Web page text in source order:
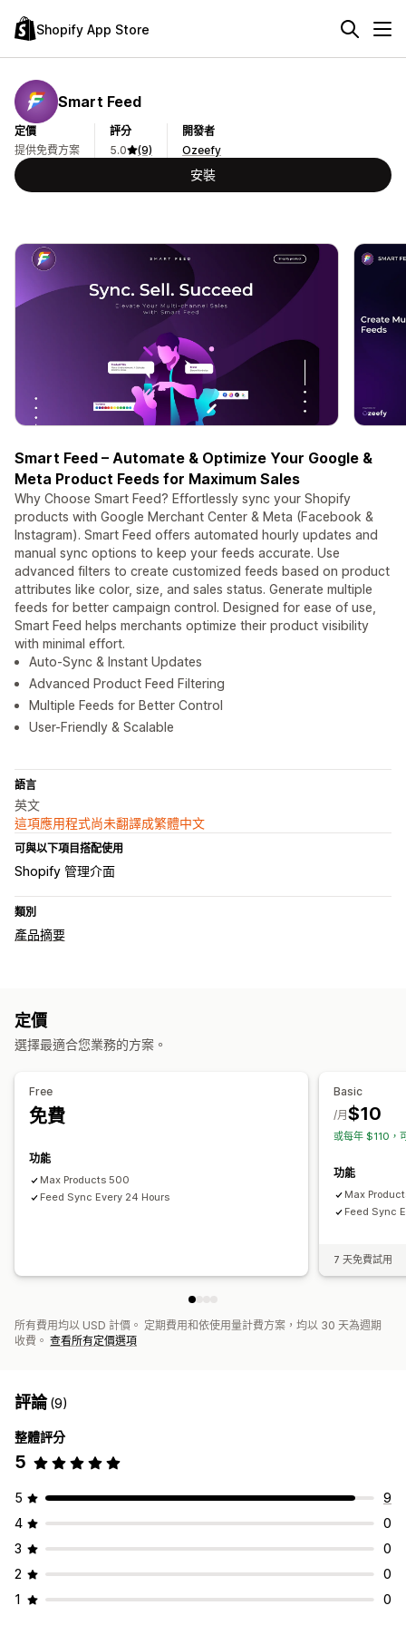
Shopify App Store
Smart Feed
定價
提供免費方案
評分
5.0
(9)
開發者
Ozeefy
安裝
Smart Feed – Automate & Optimize Your Google &
Meta Product Feeds for Maximum Sales
Why Choose Smart Feed? Effortlessly sync your Shopify
products with Google Merchant Center & Meta (Facebook &
Instagram). Smart Feed offers automated hourly updates and
manual sync options to keep your feeds accurate. Use
advanced filters to create customized feeds based on product
attributes like color, size, and sales status. Generate multiple
feeds for better campaign control. Designed for ease of use,
Smart Feed helps merchants optimize their product visibility
with minimal effort.
Auto-Sync & Instant Updates
Advanced Product Feed Filtering
Multiple Feeds for Better Control
User-Friendly & Scalable
語言
英文
這項應用程式尚未翻譯成繁體中文
可與以下項目搭配使用
Shopify 管理介面
類別
產品摘要
定價
選擇最適合您業務的方案。
Free
免費
功能
Max Products 500
Feed Sync Every 24 Hours
Basic
$10
/月
或每年 $110，
功能
Max
Feed Sync
7 天免費試用
所有費用均以 USD 計價。 定期費用和依使用量計費方案，均以 30 天為週期
收費。 查看所有定價選項
評論(9)
整體評分
5
5
9
4
0
3
0
2
0
1
0